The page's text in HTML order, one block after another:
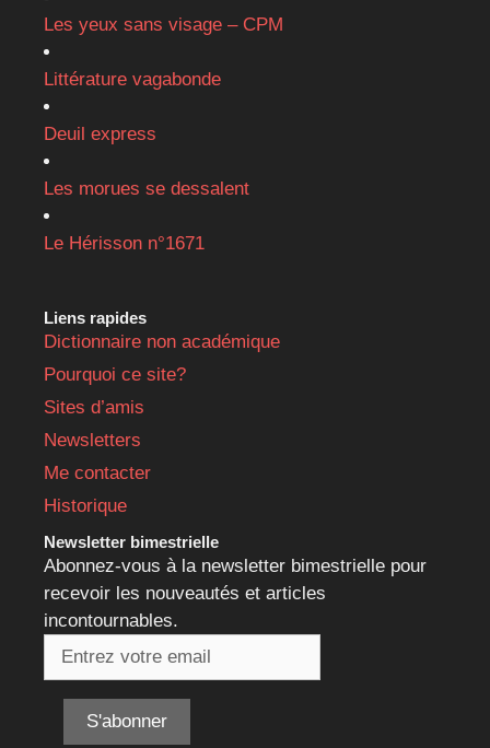
Les yeux sans visage – CPM
Littérature vagabonde
Deuil express
Les morues se dessalent
Le Hérisson n°1671
Liens rapides
Dictionnaire non académique
Pourquoi ce site?
Sites d’amis
Newsletters
Me contacter
Historique
Newsletter bimestrielle
Abonnez-vous à la newsletter bimestrielle pour
recevoir les nouveautés et articles
incontournables.